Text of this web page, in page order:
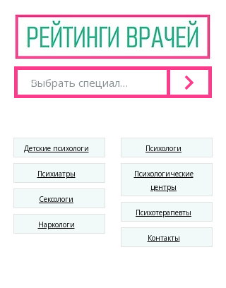
Детские психологи
Психиатры
Сексологи
Наркологи
Психологи
Психологические
центры
Психотерапевты
Контакты